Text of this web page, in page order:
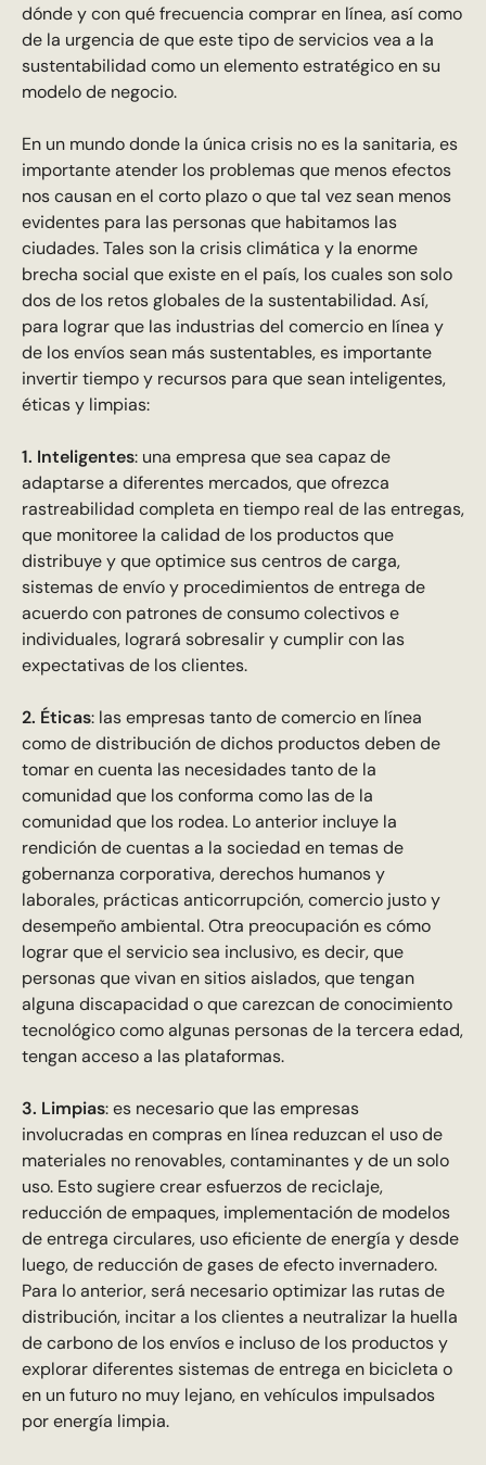
dónde y con qué frecuencia comprar en línea, así como
de la urgencia de que este tipo de servicios vea a la
sustentabilidad como un elemento estratégico en su
modelo de negocio.
En un mundo donde la única crisis no es la sanitaria, es
importante atender los problemas que menos efectos
nos causan en el corto plazo o que tal vez sean menos
evidentes para las personas que habitamos las
ciudades. Tales son la crisis climática y la enorme
brecha social que existe en el país, los cuales son solo
dos de los retos globales de la sustentabilidad. Así,
para lograr que las industrias del comercio en línea y
de los envíos sean más sustentables, es importante
invertir tiempo y recursos para que sean inteligentes,
éticas y limpias:
1. Inteligentes: una empresa que sea capaz de
adaptarse a diferentes mercados, que ofrezca
rastreabilidad completa en tiempo real de las entregas,
que monitoree la calidad de los productos que
distribuye y que optimice sus centros de carga,
sistemas de envío y procedimientos de entrega de
acuerdo con patrones de consumo colectivos e
individuales, logrará sobresalir y cumplir con las
expectativas de los clientes.
2. Éticas: las empresas tanto de comercio en línea
como de distribución de dichos productos deben de
tomar en cuenta las necesidades tanto de la
comunidad que los conforma como las de la
comunidad que los rodea. Lo anterior incluye la
rendición de cuentas a la sociedad en temas de
gobernanza corporativa, derechos humanos y
laborales, prácticas anticorrupción, comercio justo y
desempeño ambiental. Otra preocupación es cómo
lograr que el servicio sea inclusivo, es decir, que
personas que vivan en sitios aislados, que tengan
alguna discapacidad o que carezcan de conocimiento
tecnológico como algunas personas de la tercera edad,
tengan acceso a las plataformas.
3. Limpias: es necesario que las empresas
involucradas en compras en línea reduzcan el uso de
materiales no renovables, contaminantes y de un solo
uso. Esto sugiere crear esfuerzos de reciclaje,
reducción de empaques, implementación de modelos
de entrega circulares, uso eficiente de energía y desde
luego, de reducción de gases de efecto invernadero.
Para lo anterior, será necesario optimizar las rutas de
distribución, incitar a los clientes a neutralizar la huella
de carbono de los envíos e incluso de los productos y
explorar diferentes sistemas de entrega en bicicleta o
en un futuro no muy lejano, en vehículos impulsados
por energía limpia.